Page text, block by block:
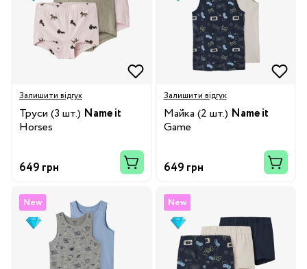
Залишити відгук
Труси (3 шт.) Name it
Horses
649 грн
Залишити відгук
Майка (2 шт.) Name it
Game
649 грн
New New